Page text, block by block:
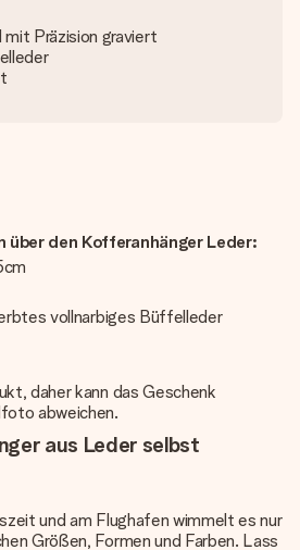
Präzision graviert
den Kofferanhänger Leder:
vollnarbiges Büffelleder
daher kann das Geschenk
abweichen.
aus Leder selbst
und am Flughafen wimmelt es nur
Größen, Formen und Farben. Lass